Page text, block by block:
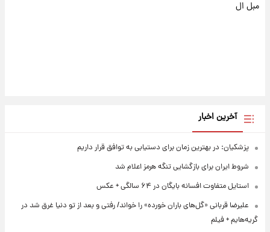
مبل ال
آخرین اخبار
پزشکیان: در بهترین زمان برای دستیابی به توافق قرار داریم
شروط ایران برای بازگشایی تنگه هرمز اعلام شد
استایل متفاوت افسانه بایگان در ۶۴ سالگی + عکس
علیرضا قربانی «گل‌های باران خورده» را خواند/ رفتی و بعد از تو دنیا غرق شد در
گریه‌هایم + فیلم